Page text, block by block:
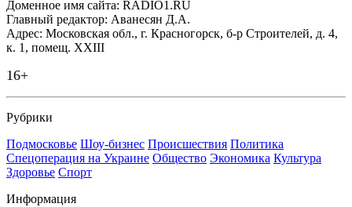
Доменное имя сайта: RADIO1.RU
Главный редактор: Аванесян Д.А.
Адрес: Московская обл., г. Красногорск, б-р Строителей, д. 4,
к. 1, помещ. XXIII
16+
Рубрики
Подмосковье Шоу-бизнес Происшествия Политика
Спецоперация на Украине Общество Экономика Культура
Здоровье Спорт
Информация